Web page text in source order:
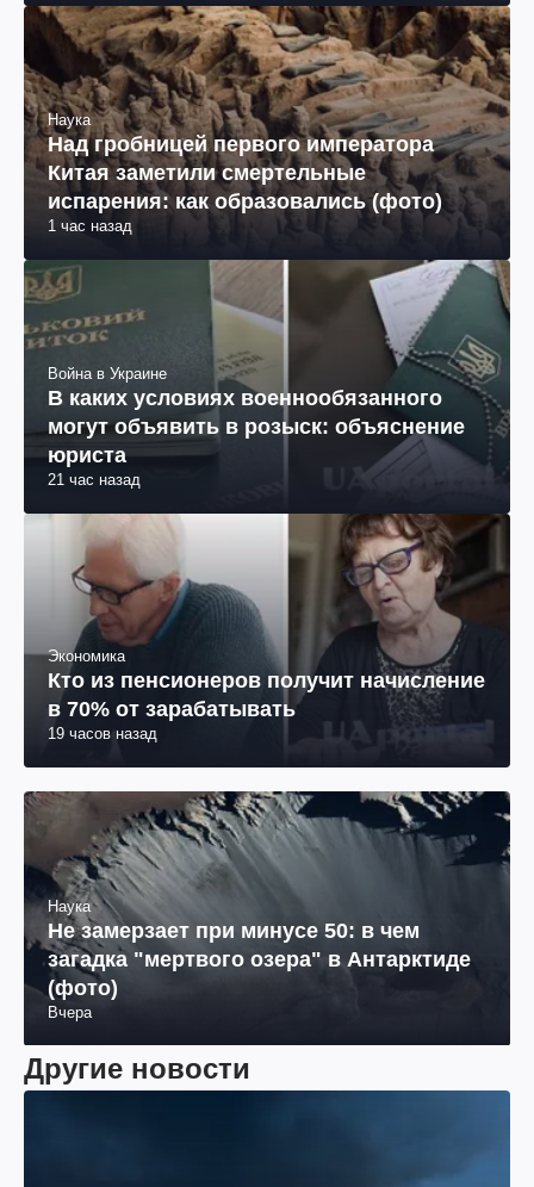
Наука
Над гробницей первого императора
Китая заметили смертельные
испарения: как образовались (фото)
1 час назад
Война в Украине
В каких условиях военнообязанного
могут объявить в розыск: объяснение
юриста
21 час назад
Экономика
Кто из пенсионеров получит начисление
в 70% от зарабатывать
19 часов назад
Наука
Не замерзает при минусе 50: в чем
загадка "мертвого озера" в Антарктиде
(фото)
Вчера
Другие новости